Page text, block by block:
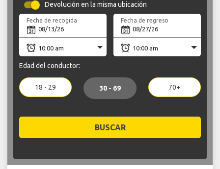
Devolución en la misma ubicación
Fecha de recogida Fecha de regreso
Edad del conductor:
18 - 29 30 - 69 70+
BUSCAR